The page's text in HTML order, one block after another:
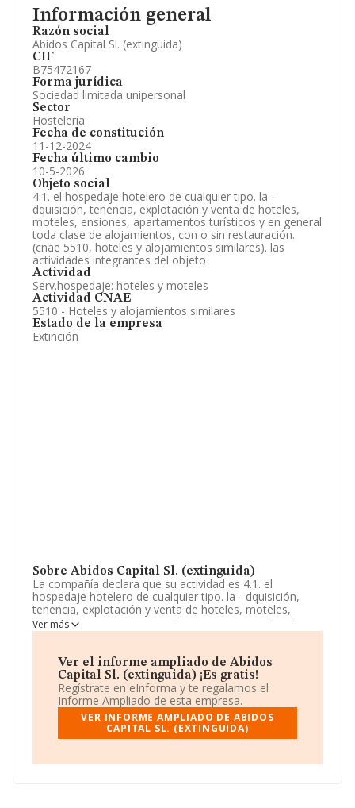
Información general
Razón social
Abidos Capital Sl. (extinguida)
CIF
B75472167
Forma jurídica
Sociedad limitada unipersonal
Sector
Hostelería
Fecha de constitución
11-12-2024
Fecha último cambio
10-5-2026
Objeto social
4.1. el hospedaje hotelero de cualquier tipo. la -
dquisición, tenencia, explotación y venta de hoteles,
moteles, ensiones, apartamentos turísticos y en general
toda clase de alojamientos, con o sin restauración.
(cnae 5510, hoteles y alojamientos similares). las
actividades integrantes del objeto
Actividad
Serv.hospedaje: hoteles y moteles
Actividad CNAE
5510 - Hoteles y alojamientos similares
Estado de la empresa
Extinción
Sobre Abidos Capital Sl. (extinguida)
La compañía declara que su actividad es 4.1. el
hospedaje hotelero de cualquier tipo. la - dquisición,
tenencia, explotación y venta de hoteles, moteles,
ensiones, apartamentos turísticos y en general toda
clase de alojamientos, con o sin restauración. (cnae
integrantes del objeto. La empresa aparece inscrita en
el Registro Mercantil como Sociedad Limitada. Clasifica
su actividad CNAE como 'Hoteles y alojamientos
similares', código 5510. No realiza actividad de
importación y/o exportación.
La sociedad españolaAbidos Capital S.L.
Calle General Vara De Rey núm. 5 Piso 2, (26003),
Ver más
Ver el informe ampliado de Abidos
Capital Sl. (extinguida) ¡Es gratis!
Regístrate en eInforma y te regalamos el
Informe Ampliado de esta empresa.
VER INFORME AMPLIADO DE ABIDOS
CAPITAL SL. (EXTINGUIDA)
Información oficial y registral complementaria.